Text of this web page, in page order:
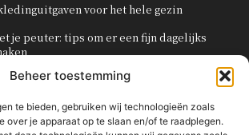
Beheer toestemming
te bieden, gebruiken wij technologieën zoals
over je apparaat op te slaan en/of te raadplegen.
voor het hele gezin
je peuter: tips om er een fijn dagelijks
onvergetelijk kinderfeestje